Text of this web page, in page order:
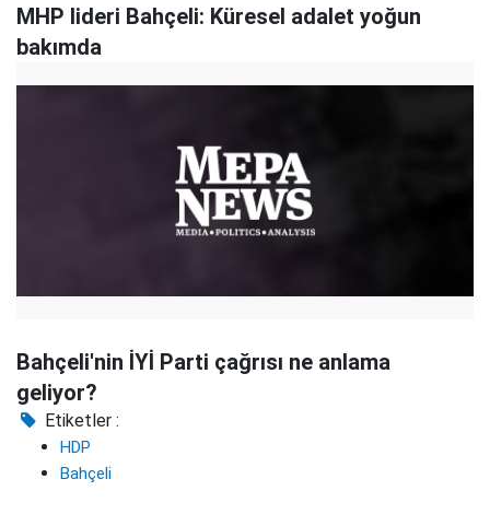
MHP lideri Bahçeli: Küresel adalet yoğun
bakımda
Bahçeli'nin İYİ Parti çağrısı ne anlama
geliyor?
Etiketler :
HDP
Bahçeli